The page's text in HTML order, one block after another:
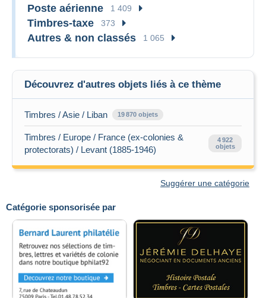
Catégorie sponsorisée par
Poste aérienne 1 409
Timbres-taxe 373
Autres & non classés 1 065
Découvrez d'autres objets liés à ce thème
Timbres / Asie / Liban 19 870 objets
Timbres / Europe / France (ex-colonies &
protectorats) / Levant (1885-1946)
4 922
objets
Suggérer une catégorie